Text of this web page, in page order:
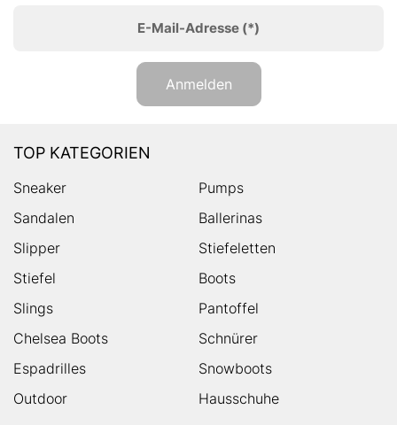
E-Mail-Adresse (*)
Anmelden
TOP KATEGORIEN
Sneaker
Pumps
Sandalen
Ballerinas
Slipper
Stiefeletten
Stiefel
Boots
Slings
Pantoffel
Chelsea Boots
Schnürer
Espadrilles
Snowboots
Outdoor
Hausschuhe